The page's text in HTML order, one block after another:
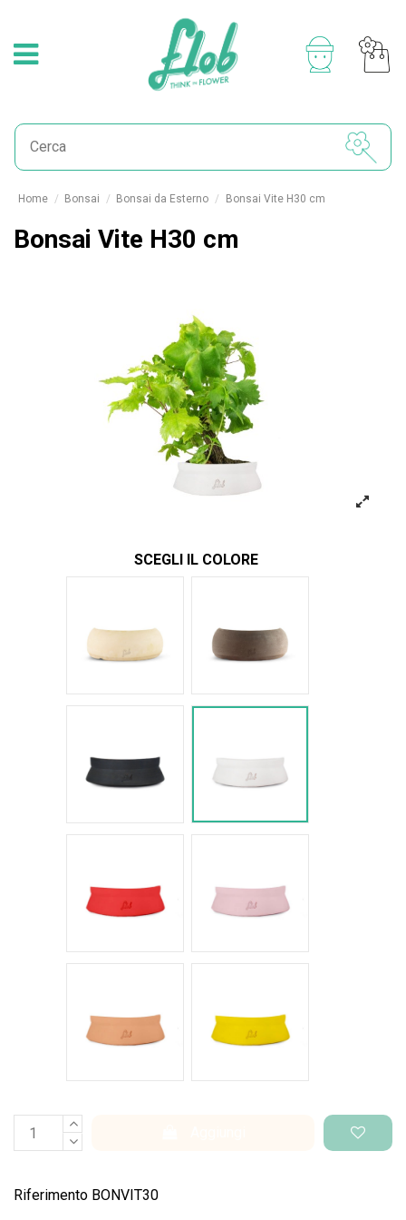
Home Bonsai Bonsai da Esterno Bonsai Vite H30 cm
Bonsai Vite H30 cm
SCEGLI IL COLORE
Riferimento BONVIT30